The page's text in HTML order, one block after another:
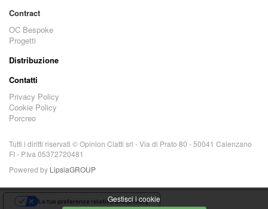
Gestisci i cookie
Contract
OC Bespoke
Progetti
Distribuzione
Contatti
Privacy Policy
Cookie Policy
Porcreo
Tutti i diritti riservati © Opinion Ciatti srl - Via di Prato 80 - 50041 Calenzano
FI - P.Iva 05372720481
Powered by LipsiaGROUP
Le tue preferenze relative alla privacy